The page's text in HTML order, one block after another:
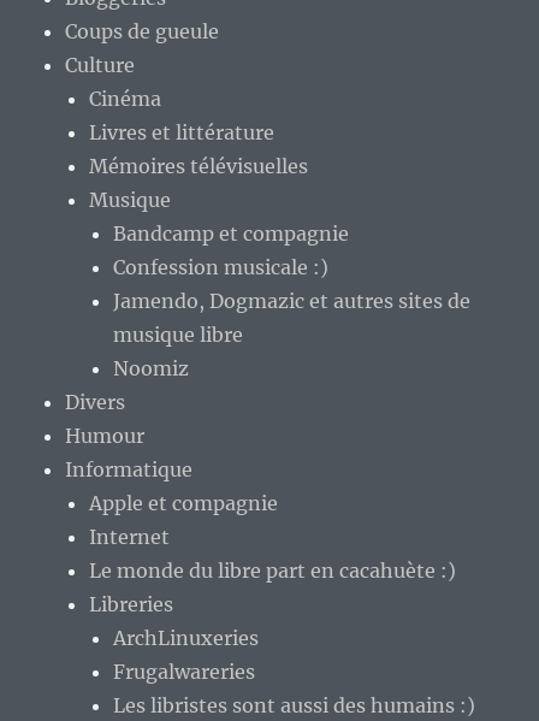
Coups de gueule
Culture
Cinéma
Livres et littérature
Mémoires télévisuelles
Musique
Bandcamp et compagnie
Confession musicale :)
Jamendo, Dogmazic et autres sites de
musique libre
Noomiz
Divers
Humour
Informatique
Apple et compagnie
Internet
Le monde du libre part en cacahuète :)
Libreries
ArchLinuxeries
Frugalwareries
Les libristes sont aussi des humains :)